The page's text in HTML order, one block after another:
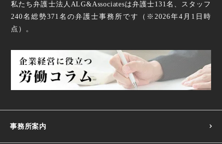
私たち弁護士法人ALG&Associatesは弁護士131名、スタッフ
240名総勢371 名の弁護士事務所です（ ※2026年4月1日時
点 ）。
事務所案内